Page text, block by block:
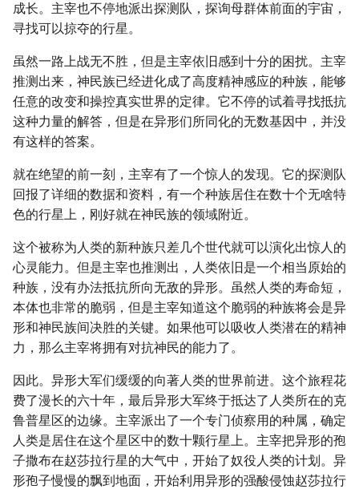
成长。主宰也不停地派出探测队，探询母群体前面的宇宙，
寻找可以掠夺的行星。
虽然一路上战无不胜，但是主宰依旧感到十分的困扰。主宰
推测出来，神民族已经进化成了高度精神感应的种族，能够
任意的改变和操控真实世界的定律。它不停的试着寻找抵抗
这种力量的解答，但是在异形们所同化的无数基因中，并没
有这样的答案。
就在绝望的前一刻，主宰有了一个惊人的发现。它的探测队
回报了详细的数据和资料，有一个种族居住在数十个无啥特
色的行星上，刚好就在神民族的领域附近。
这个被称为人类的新种族只差几个世代就可以演化出惊人的
心灵能力。但是主宰也推测出，人类依旧是一个相当原始的
种族，没有办法抵抗所向无敌的异形。虽然人类的寿命短，
本体也非常的脆弱，但是主宰知道这个脆弱的种族将会是异
形和神民族间决胜的关键。如果他可以吸收人类潜在的精神
力，那么主宰将拥有对抗神民的能力了。
因此。异形大军们缓缓的向著人类的世界前进。这个旅程花
费了漫长的六十年，最后异形大军终于抵达了人类所在的克
鲁普星区的边缘。主宰派出了一个专门侦察用的种属，确定
人类是居住在这个星区中的数十颗行星上。主宰把异形的孢
子撒布在赵莎拉行星的大气中，开始了奴役人类的计划。异
形孢子慢慢的飘到地面，开始利用异形的强酸侵蚀赵莎拉行